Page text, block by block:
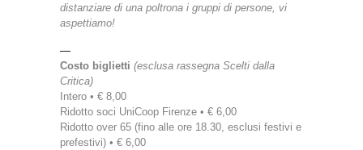
distanziare di una poltrona i gruppi di persone, vi
aspettiamo!
—
Costo biglietti (esclusa rassegna Scelti dalla
Critica)
Intero • € 8,00
Ridotto soci UniCoop Firenze • € 6,00
Ridotto over 65 (fino alle ore 18.30, esclusi festivi e
prefestivi) • € 6,00